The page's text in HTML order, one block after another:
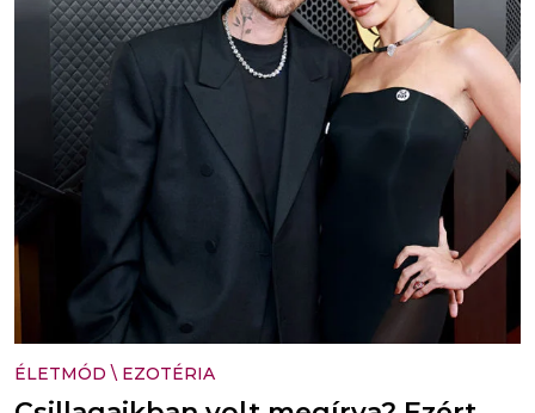
ÉLETMÓD \ EZOTÉRIA